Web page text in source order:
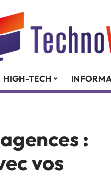
HIGH-TECH
:
vos